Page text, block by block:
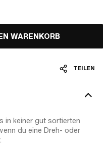
WARENKORB
TEILEN
in keiner gut sortierten
du eine Dreh- oder